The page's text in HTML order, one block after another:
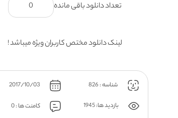
تعداد دانلود باقی مانده 0
لینک دانلود مختص کاربران ویژه میباشد !
شناسه : 826
بازدید ها: 1945
کامنت ها : 0